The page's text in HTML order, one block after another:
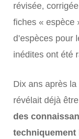
révisée,
fiches « espèce
d’espèces pour
inédites ont été
Dix ans après
révélait déjà
des
techniquement